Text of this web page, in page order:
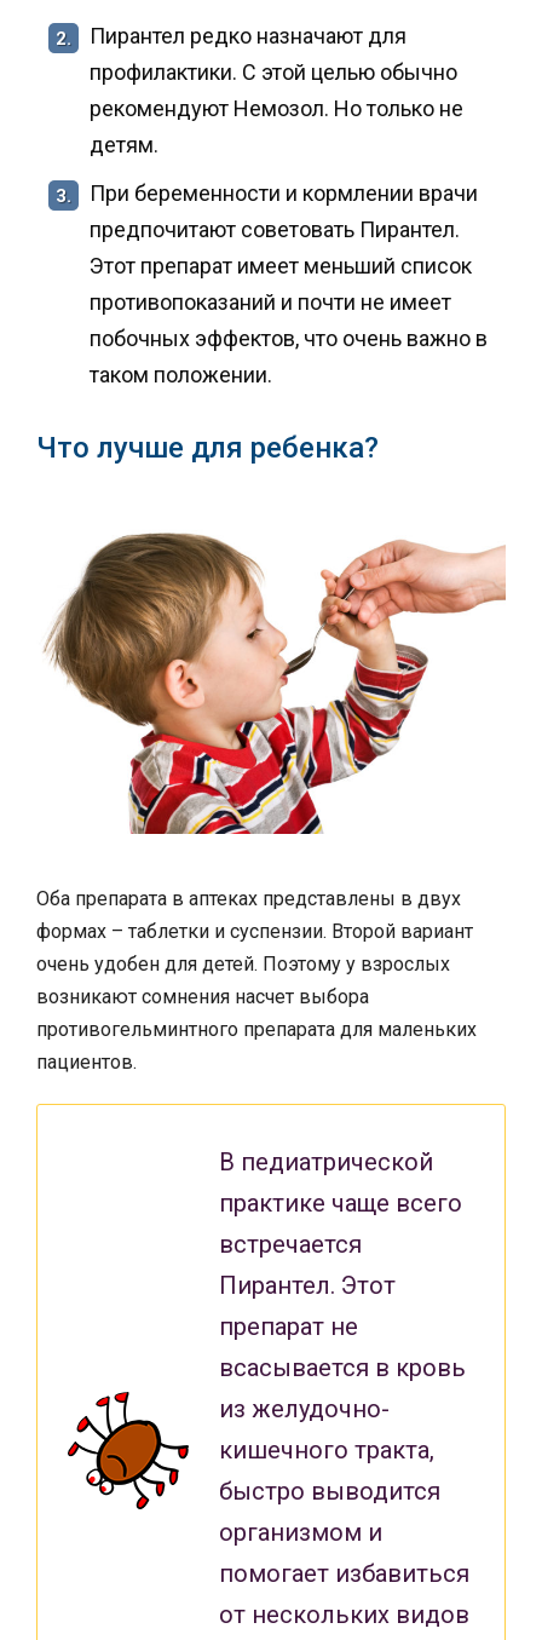
2.
Пирантел редко назначают для
профилактики. С этой целью обычно
рекомендуют Немозол. Но только не
детям.
3.
При беременности и кормлении врачи
предпочитают советовать Пирантел.
Этот препарат имеет меньший список
противопоказаний и почти не имеет
побочных эффектов, что очень важно в
таком положении.
Что лучше для ребенка?
Оба препарата в аптеках представлены в двух
формах – таблетки и суспензии. Второй вариант
очень удобен для детей. Поэтому у взрослых
возникают сомнения насчет выбора
противогельминтного препарата для маленьких
пациентов.
В педиатрической
практике чаще всего
встречается
Пирантел. Этот
препарат не
всасывается в кровь
из желудочно-
кишечного тракта,
быстро выводится
организмом и
помогает избавиться
от нескольких видов